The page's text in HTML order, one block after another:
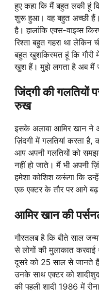
हुए कहा कि मैं बहुत लकी हूं कि
शुरू हुआ। वह बहुत अच्छी
है। हालांकि एक्स-वाइव्स
रिश्ता बहुत गहरा था
बहुत खुशकिस्मत हूं कि गौरी
खुश हैं। मुझे लगता है अब मैं
जिंदगी की गलतियों
रुख
इसके अलावा आमिर खान ने
ज़िंदगी में गलतियां करता है,
आप अपनी गलतियों को
नहीं हो जाते। मैं भी अपनी
हमेशा कोशिश करूंगा कि
एक एक्टर के तौर पर आगे बढ़
आमिर खान की
गौरतलब है कि बीते साल
से लोगों की मुलाकात
दूसरे को 25 साल से जानते
उनके साथ एक्टर को
की पहली शादी 1986 में